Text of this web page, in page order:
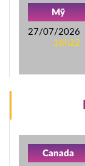
Mỹ
27/07/2026
16h22
Canada